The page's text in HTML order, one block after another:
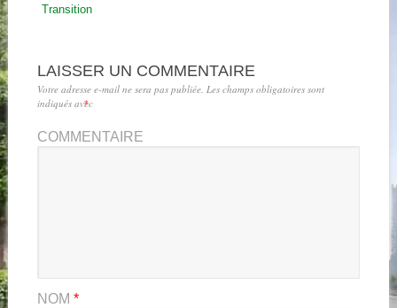
Transition
LAISSER UN COMMENTAIRE
Votre adresse e-mail ne sera pas publiée. Les champs obligatoires sont
indiqués avec
*
COMMENTAIRE
NOM *